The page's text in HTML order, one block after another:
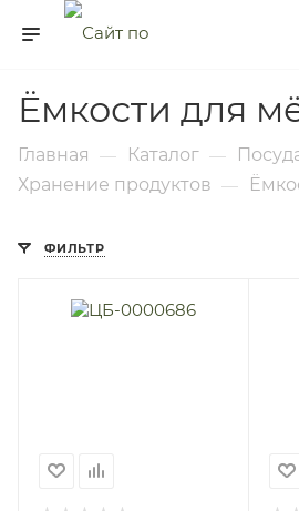
Ёмкости для
Главная — Каталог —
Хранение продуктов —
ФИЛЬТР